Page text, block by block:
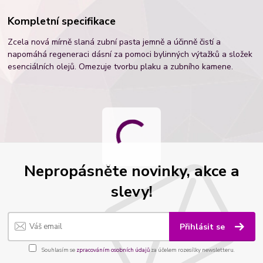
Kompletní specifikace
Zcela nová mírně slaná zubní pasta jemně a účinně čistí a
napomáhá regeneraci dásní za pomoci bylinných výtažků a složek
esenciálních olejů. Omezuje tvorbu plaku a zubního kamene.
Nepropásněte novinky, akce a
slevy!
Přihlásit se
Souhlasím se zpracováním osobních údajůza účelem rozesílky newsletteru.